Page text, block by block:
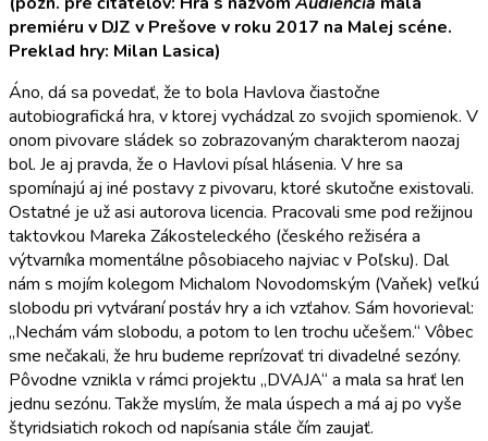
premiéru v DJZ v Prešove v roku 2017 na Malej scéne.
Preklad hry: Milan Lasica)
Áno, dá sa povedať, že to bola Havlova čiastočne
autobiografická hra, v ktorej vychádzal zo svojich spomienok. V
onom pivovare sládek so zobrazovaným charakterom naozaj
bol. Je aj pravda, že o Havlovi písal hlásenia. V hre sa
spomínajú aj iné postavy z pivovaru, ktoré skutočne existovali.
Ostatné je už asi autorova licencia. Pracovali sme pod režijnou
taktovkou Mareka Zákosteleckého (českého režiséra a
výtvarníka momentálne pôsobiaceho najviac v Poľsku). Dal
nám s mojím kolegom Michalom Novodomským (Vaňek) veľkú
slobodu pri vytváraní postáv hry a ich vzťahov. Sám hovorieval:
„Nechám vám slobodu, a potom to len trochu učešem.“ Vôbec
sme nečakali, že hru budeme reprízovať tri divadelné sezóny.
Pôvodne vznikla v rámci projektu „DVAJA“ a mala sa hrať len
jednu sezónu. Takže myslím, že mala úspech a má aj po vyše
štyridsiatich rokoch od napísania stále čím zaujať.